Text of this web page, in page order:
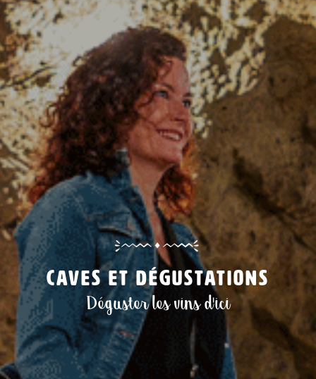
Caves et dégustations
Déguster les vins d'ici